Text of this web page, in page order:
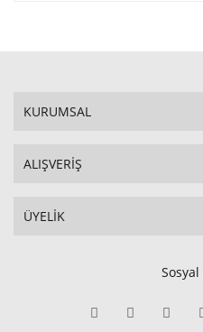
KURUMSAL
ALIŞVERİŞ
ÜYELİK